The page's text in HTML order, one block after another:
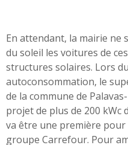
En attendant, la mairie ne
du soleil les voitures de
structures solaires. Lors
autoconsommation, le
de la commune de
projet de plus de 200 kWc
va être une première
groupe Carrefour. Pour